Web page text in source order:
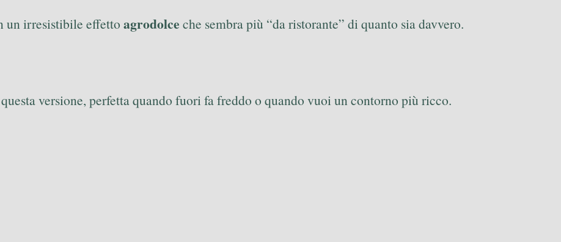
un irresistibile effetto agrodolce che sembra più “da ristorante” di quanto sia davvero.
versione, perfetta quando fuori fa freddo o quando vuoi un contorno più ricco.